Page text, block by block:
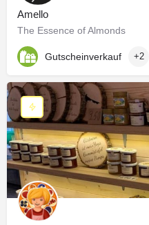
Amello
The Essence of Almonds
Gutscheinverkauf +2